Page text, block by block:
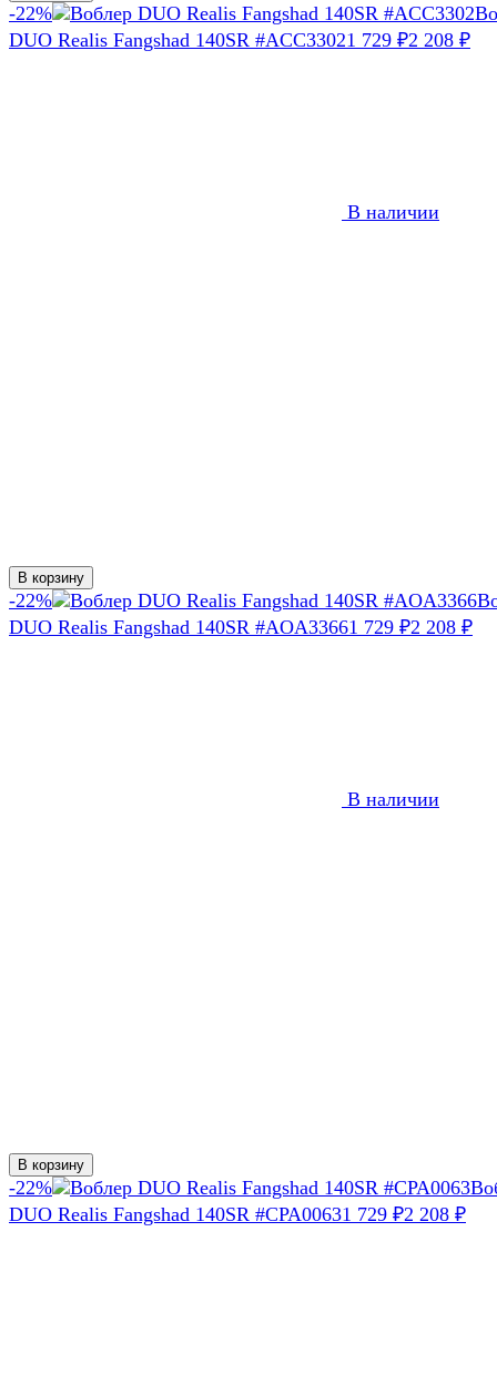
-22%
DUO Realis Fangshad 140SR #ACC33021 729 ₽2 208 ₽
В наличии
В корзину
-22%
DUO Realis Fangshad 140SR #AOA33661 729 ₽2 208 ₽
В наличии
В корзину
-22%
DUO Realis Fangshad 140SR #CPA00631 729 ₽2 208 ₽